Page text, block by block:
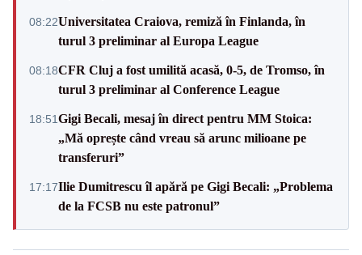
08:22Universitatea Craiova, remiză în Finlanda, în
turul 3 preliminar al Europa League
08:18CFR Cluj a fost umilită acasă, 0-5, de Tromso, în
turul 3 preliminar al Conference League
18:51Gigi Becali, mesaj în direct pentru MM Stoica:
„Mă oprește când vreau să arunc milioane pe
transferuri”
17:17Ilie Dumitrescu îl apără pe Gigi Becali: „Problema
de la FCSB nu este patronul”